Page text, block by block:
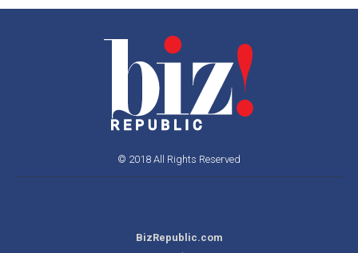
© 2018 All Rights Reserved
BizRepublic.com